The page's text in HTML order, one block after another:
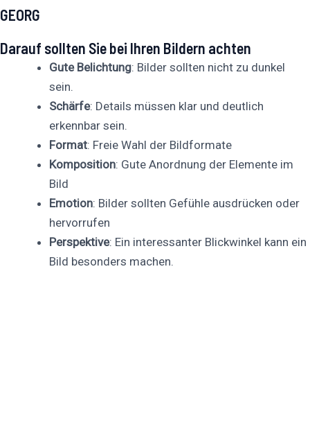
GEORG
Darauf sollten Sie bei Ihren Bildern achten
Gute Belichtung: Bilder sollten nicht zu dunkel
sein.
Schärfe: Details müssen klar und deutlich
erkennbar sein.
Format: Freie Wahl der Bildformate
Komposition: Gute Anordnung der Elemente im
Bild
Emotion: Bilder sollten Gefühle ausdrücken oder
hervorrufen
Perspektive: Ein interessanter Blickwinkel kann ein
Bild besonders machen.